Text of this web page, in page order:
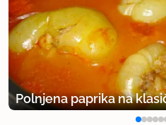
toliko.. ali se pijača
uporabno
ena mamica
član od 2007 6 sporočil
Polnjena paprika na